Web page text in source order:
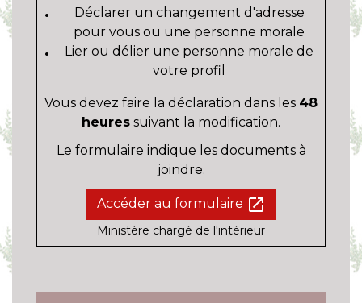
Déclarer un changement d'adresse
pour vous ou une personne morale
Lier ou délier une personne morale de
votre profil
Vous devez faire la déclaration dans les 48
heures suivant la modification.
Le formulaire indique les documents à
joindre.
Accéder au formulaire open_in_new
Ministère chargé de l'intérieur